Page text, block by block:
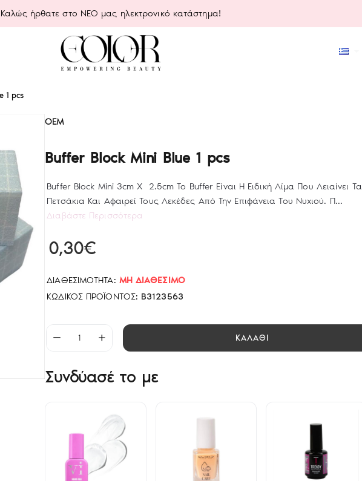
Καλώς ήρθατε στο ΝΕΟ μας ηλεκτρονικό κατάστημα!
1 pcs
OEM
Buffer Block Mini Blue 1 pcs
Buffer Block Mini 3cm X 2.5cm Το Buffer Είναι Η Ειδική Λίμα Που Λειαίνει Τα
Πετσάκια Και Αφαιρεί Τους Λεκέδες Από Την Επιφάνεια Του Νυχιού. Π...
Διαβάστε Περισσότερα
ΔΙΑΘΕΣΙΜΌΤΗΤΑ: ΜΗ ΔΙΑΘΈΣΙΜΟ
ΚΩΔΙΚΌΣ ΠΡΟΪΌΝΤΟΣ: B3123563
0,30€
ΚΑΛΑΘΙ
Συνδύασέ το με